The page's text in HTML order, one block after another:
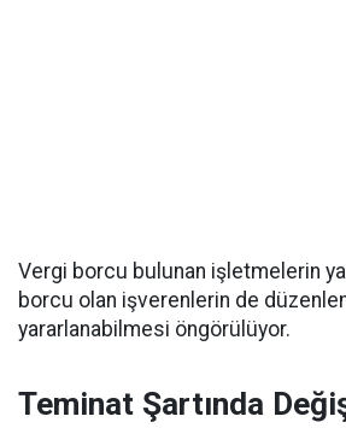
Vergi borcu bulunan işletmelerin
borcu olan işverenlerin de
yararlanabilmesi öngörülüyor.
Teminat Şartında